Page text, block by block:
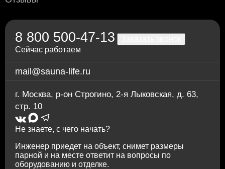
8 800 500-47-13
Сейчас работаем
mail@sauna-life.ru
г. Москва, р-он Строгино, 2-я Лыковская, д. 63,
стр. 10
Не знаете, с чего начать?
Инженер приедет на объект, снимет размеры
парной и на месте ответит на вопросы по
оборудованию и отделке.